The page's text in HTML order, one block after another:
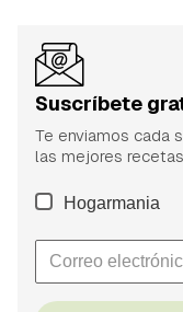
Suscríbete
Te enviamos cada
las mejores
Hogarmania